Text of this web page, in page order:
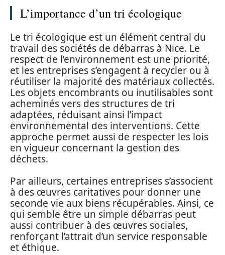
L’importance d’un tri écologique
Le tri écologique est un élément central du
travail des sociétés de débarras à Nice. Le
respect de l’environnement est une priorité,
et les entreprises s’engagent à recycler ou à
réutiliser la majorité des matériaux collectés.
Les objets encombrants ou inutilisables sont
acheminés vers des structures de tri
adaptées, réduisant ainsi l’impact
environnemental des interventions. Cette
approche permet aussi de respecter les lois
en vigueur concernant la gestion des
déchets.
Par ailleurs, certaines entreprises s’associent
à des œuvres caritatives pour donner une
seconde vie aux biens récupérables. Ainsi, ce
qui semble être un simple débarras peut
aussi contribuer à des œuvres sociales,
renforçant l’attrait d’un service responsable
et éthique.